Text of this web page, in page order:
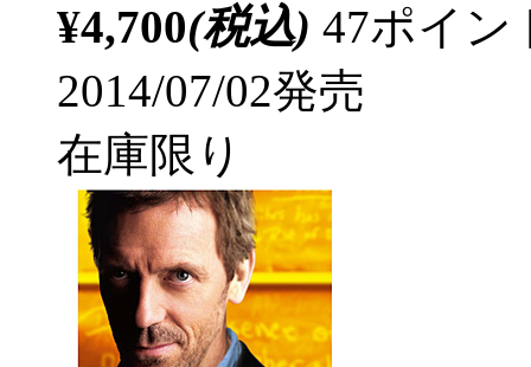
¥4,700(税込) 47ポイ
2014/07/02発売
在庫限り